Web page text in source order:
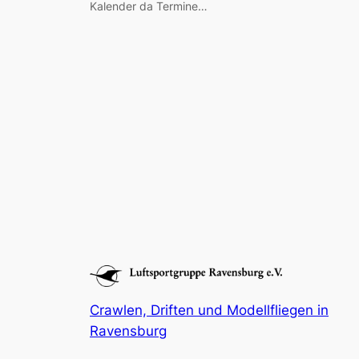
Kalender da Termine…
Crawlen, Driften und Modellfliegen in
Ravensburg